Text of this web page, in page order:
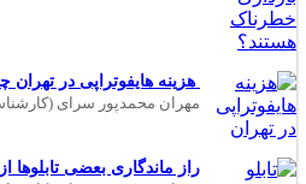
هزینه هایفوتراپی در
مهران محمدپور سرای
راز ماندگاری بعضی تابلوها